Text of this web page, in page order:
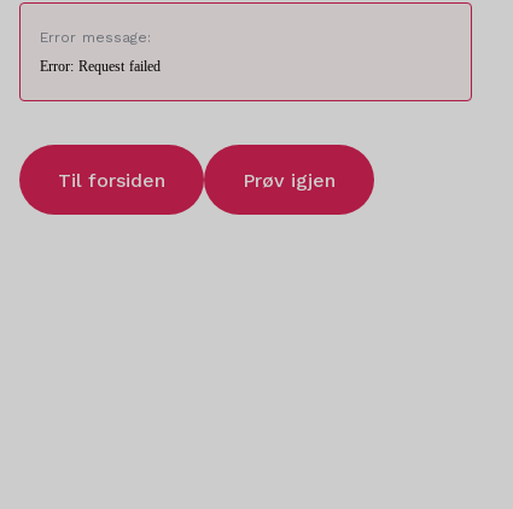
Error message:
Error: Request failed
Til forsiden Prøv igjen